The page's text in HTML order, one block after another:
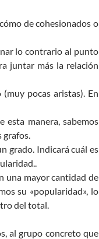
de cohesionados o
lo contrario al punto
juntar más la relación
pocas aristas). En
esta manera, sabemos
grafos.
grado. Indicará cuál es
una mayor cantidad de
su «popularidad», lo
del total.
al grupo concreto que